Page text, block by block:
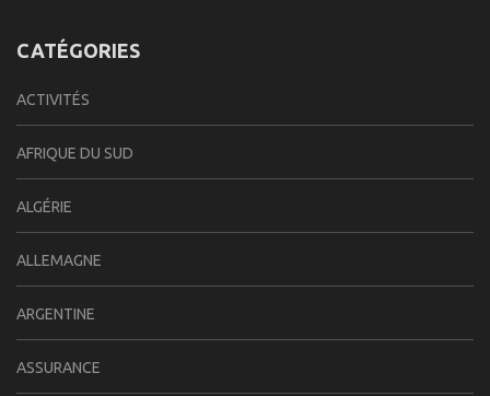
CATÉGORIES
ACTIVITÉS
AFRIQUE DU SUD
ALGÉRIE
ALLEMAGNE
ARGENTINE
ASSURANCE